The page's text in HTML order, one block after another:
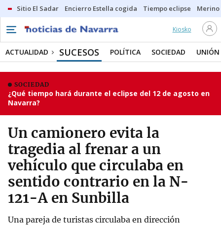
Sitio El Sadar Encierro Estella cogida Tiempo eclipse
Kiosko
ACTUALIDAD SUCESOS POLÍTICA SOCIEDAD UNIÓN
SOCIEDAD
¿Qué tiempo hará durante el eclipse del 12 de agosto en
Navarra?
Un camionero evita la
tragedia al frenar a un
vehículo que circulaba en
sentido contrario en la N-
121-A en Sunbilla
Una pareja de turistas circulaba en dirección